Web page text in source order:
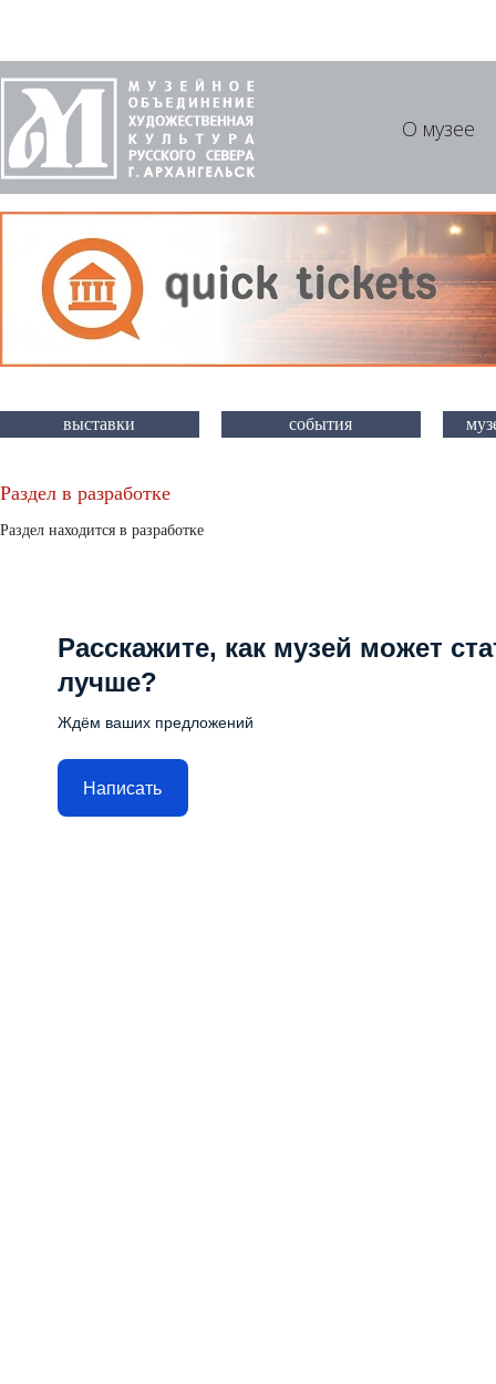
О музее
выставки события
Раздел в разработке
Раздел находится в разработке
Расскажите, как музей может
лучше?
Ждём ваших предложений
Написать